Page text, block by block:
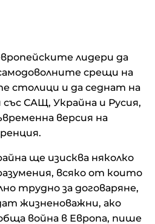
лидери да
срещи на
столици и да седнат на
със САЩ, Украйна и Русия,
версия на
ще изисква няколко
всяко от които
трудно за договаряне,
жизненоважни, ако
война в Европа, пише